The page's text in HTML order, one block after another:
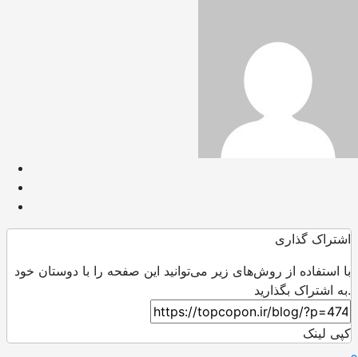
اشتراک گذاری
با استفاده از روش‌های زیر می‌توانید این صفحه را با دوستان خود
به اشتراک بگذارید.
کپی لینک